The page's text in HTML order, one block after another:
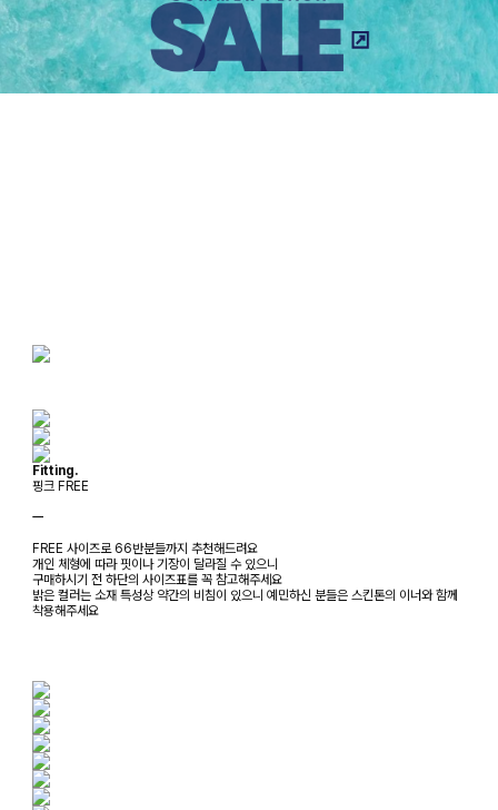
Fitting.
핑크 FREE
ㅡ
FREE 사이즈로 66반분들까지 추천해드려요
개인 체형에 따라 핏이나 기장이 달라질 수 있으니
구매하시기 전 하단의 사이즈표를 꼭 참고해주세요
밝은 컬러는 소재 특성상 약간의 비침이 있으니 예민하신 분들은 스킨톤의 이너와 함께
착용해주세요